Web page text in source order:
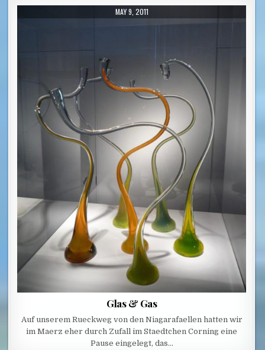
PUBLISHED DATE:
MAY 9, 2011
Glas & Gas
Auf unserem Rueckweg von den Niagarafaellen hatten wir
im Maerz eher durch Zufall im Staedtchen Corning eine
Pause eingelegt, das…